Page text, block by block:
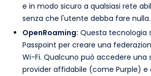
e in modo sicuro a qualsiasi rete
senza che l'utente debba fare nulla.
OpenRoaming: Questa tecnologia
Passpoint per creare una
Wi-Fi. Qualcuno può accedere una
provider affidabile (come Purple) e